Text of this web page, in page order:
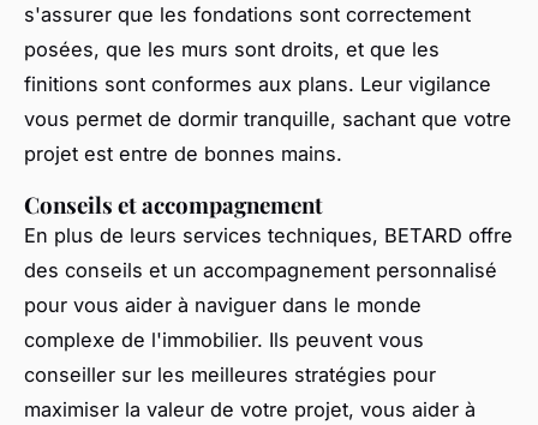
s'assurer que les fondations sont correctement
posées, que les murs sont droits, et que les
finitions sont conformes aux plans. Leur vigilance
vous permet de dormir tranquille, sachant que votre
projet est entre de bonnes mains.
Conseils et accompagnement
En plus de leurs services techniques, BETARD offre
des conseils et un accompagnement personnalisé
pour vous aider à naviguer dans le monde
complexe de l'immobilier. Ils peuvent vous
conseiller sur les meilleures stratégies pour
maximiser la valeur de votre projet, vous aider à